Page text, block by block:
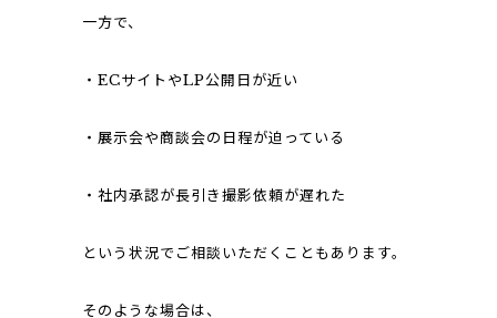
一方で、
・ECサイトやLP公開日が近い
・展示会や商談会の日程が迫っている
・社内承認が長引き撮影依頼が遅れた
という状況でご相談いただくこともあります。
そのような場合は、